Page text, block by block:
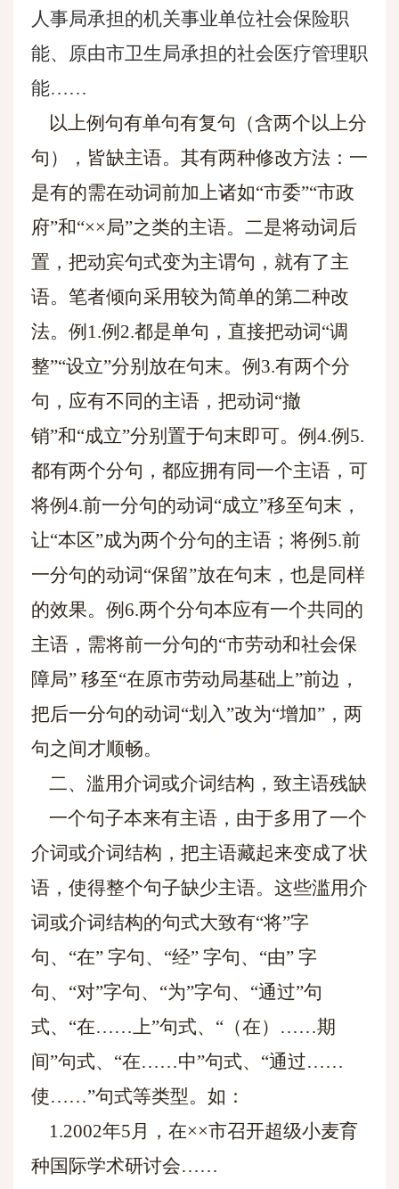
人事局承担的机关事业单位社会保险职
能、原由市卫生局承担的社会医疗管理职
能……
以上例句有单句有复句（含两个以上分
句），皆缺主语。其有两种修改方法：一
是有的需在动词前加上诸如“市委”“市政
府”和“××局”之类的主语。二是将动词后
置，把动宾句式变为主谓句，就有了主
语。笔者倾向采用较为简单的第二种改
法。例1.例2.都是单句，直接把动词“调
整”“设立”分别放在句末。例3.有两个分
句，应有不同的主语，把动词“撤
销”和“成立”分别置于句末即可。例4.例5.
都有两个分句，都应拥有同一个主语，可
将例4.前一分句的动词“成立”移至句末，
让“本区”成为两个分句的主语；将例5.前
一分句的动词“保留”放在句末，也是同样
的效果。例6.两个分句本应有一个共同的
主语，需将前一分句的“市劳动和社会保
障局” 移至“在原市劳动局基础上”前边，
把后一分句的动词“划入”改为“增加”，两
句之间才顺畅。
二、滥用介词或介词结构，致主语残缺
一个句子本来有主语，由于多用了一个
介词或介词结构，把主语藏起来变成了状
语，使得整个句子缺少主语。这些滥用介
词或介词结构的句式大致有“将”字
句、“在” 字句、“经” 字句、“由” 字
句、“对”字句、“为”字句、“通过”句
式、“在……上”句式、“（在）……期
间”句式、“在……中”句式、“通过……
使……”句式等类型。如：
1.2002年5月，在××市召开超级小麦育
种国际学术研讨会……